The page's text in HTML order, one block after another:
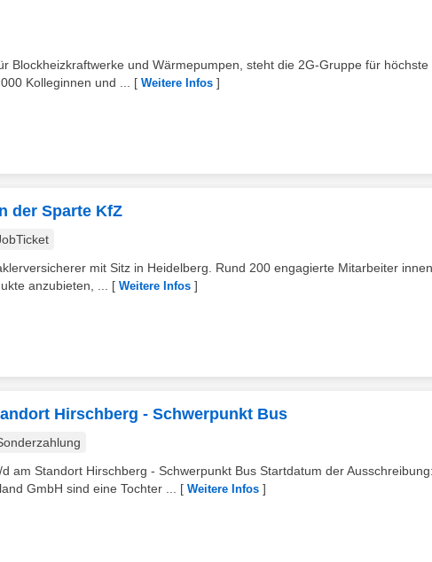
Blockheizkraftwerke und Wärmepumpen, steht die 2G-Gruppe für höchste
Kolleginnen und ...
[ Weitere Infos ]
der Sparte KfZ
mit Sitz in Heidelberg. Rund 200 engagierte Mitarbeiter innen
anzubieten, ...
[ Weitere Infos ]
Hirschberg - Schwerpunkt Bus
am Standort Hirschberg - Schwerpunkt Bus Startdatum der Ausschreibung:
GmbH sind eine Tochter ...
[ Weitere Infos ]